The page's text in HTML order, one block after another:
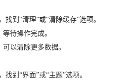
到“清理”或“清除缓存”选项。
待操作完成。
以清除更多数据。
到“界面”或“主题”选项。